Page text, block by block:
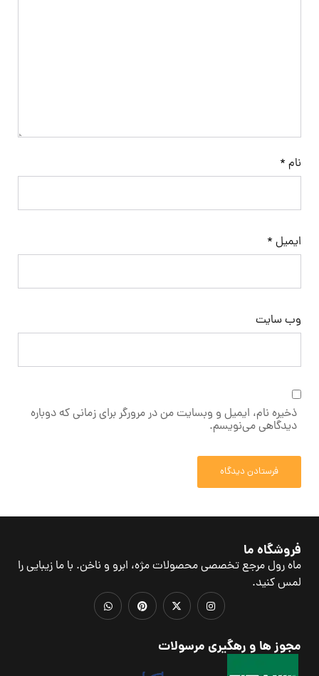
نام *
ایمیل *
وب‌ سایت
ذخیره نام، ایمیل و وبسایت من در مرورگر برای زمانی که دوباره
دیدگاهی می‌نویسم.
فروشگاه ما
ماه رول مرجع تخصصی محصولات مژه، ابرو و ناخن. با ما زیبایی را
لمس کنید.
مجوز ها و رهگیری مرسولات